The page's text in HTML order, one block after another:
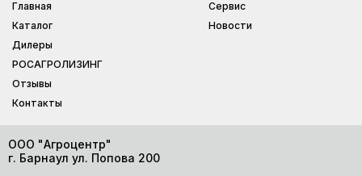
Главная
Каталог
Дилеры
РОСАГРОЛИЗИНГ
Отзывы
Контакты
Сервис
Новости
ООО "Агроцентр"
г. Барнаул ул. Попова 200